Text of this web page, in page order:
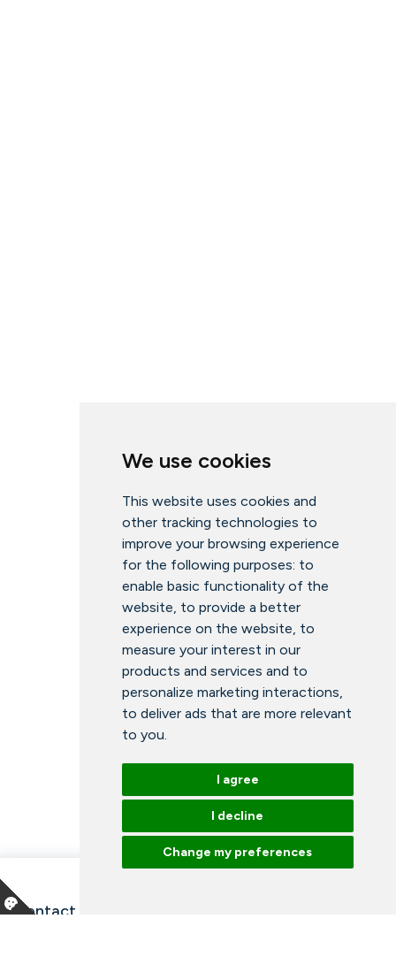
We use cookies
This website uses cookies and
other tracking technologies to
improve your browsing experience
for the following purposes: to
enable basic functionality of the
website, to provide a better
experience on the website, to
measure your interest in our
products and services and to
personalize marketing interactions,
to deliver ads that are more relevant
to you.
I agree
I decline
Change my preferences
Contact information and opening hours